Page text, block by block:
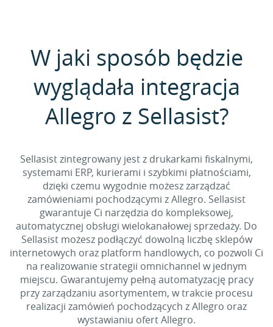
W jaki sposób będzie
wyglądała integracja
Allegro z Sellasist?
Sellasist zintegrowany jest z drukarkami fiskalnymi,
systemami ERP, kurierami i szybkimi płatnościami,
dzięki czemu wygodnie możesz zarządzać
zamówieniami pochodzącymi z Allegro. Sellasist
gwarantuje Ci narzędzia do kompleksowej,
automatycznej obsługi wielokanałowej sprzedaży. Do
Sellasist możesz podłączyć dowolną liczbę sklepów
internetowych oraz platform handlowych, co pozwoli Ci
na realizowanie strategii omnichannel w jednym
miejscu. Gwarantujemy pełną automatyzację pracy
przy zarządzaniu asortymentem, w trakcie procesu
realizacji zamówień pochodzących z Allegro oraz
wystawianiu ofert Allegro.